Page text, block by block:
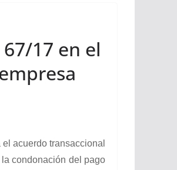
17 en el
acuerdo transaccional
condonación del pago